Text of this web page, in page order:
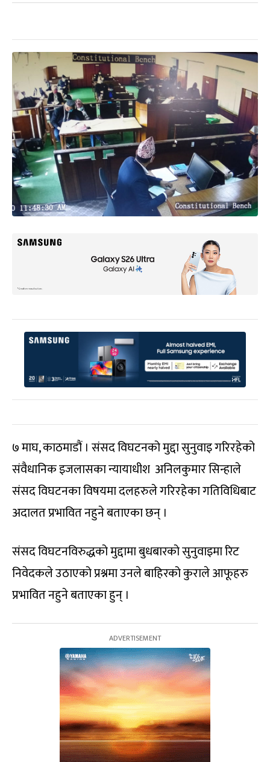
७ माघ, काठमाडौं । संसद विघटनको मुद्दा सुनुवाइ गरिरहेको
संवैधानिक इजलासका न्यायाधीश अनिलकुमार सिन्हाले
संसद विघटनका विषयमा दलहरुले गरिरहेका गतिविधिबाट
अदालत प्रभावित नहुने बताएका छन् ।
संसद विघटनविरुद्धको मुद्दामा बुधबारको सुनुवाइमा रिट
निवेदकले उठाएको प्रश्नमा उनले बाहिरको कुराले आफूहरु
प्रभावित नहुने बताएका हुन् ।